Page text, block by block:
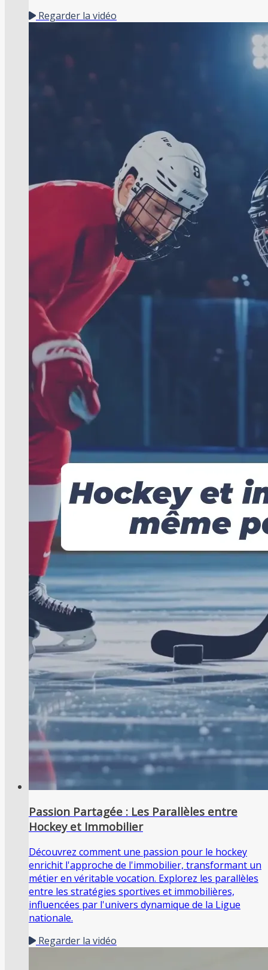
Regarder la vidéo
Passion Partagée : Les Parallèles entre
Hockey et Immobilier
Découvrez comment une passion pour le hockey
enrichit l'approche de l'immobilier, transformant un
métier en véritable vocation. Explorez les parallèles
entre les stratégies sportives et immobilières,
influencées par l'univers dynamique de la Ligue
nationale.
Regarder la vidéo